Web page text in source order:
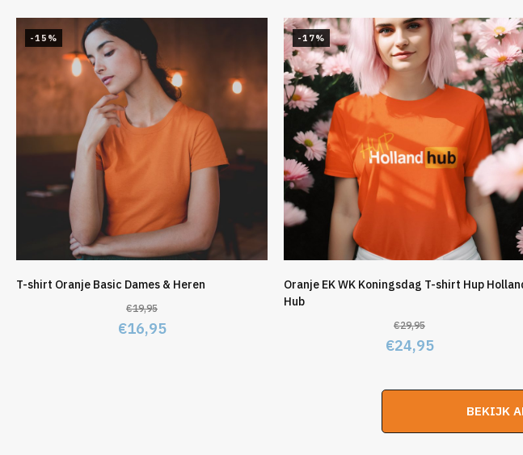
-15%
T-shirt Oranje Basic Dames & Heren
€19,95
Oorspronkelijke
€16,95Huidige
-17%
Oranje EK WK Koningsdag T-shirt Hup
Hub
€29,95
Oorspronkelijke
was:
€24,95Huidige
is:
€24,95.
BEKIJK